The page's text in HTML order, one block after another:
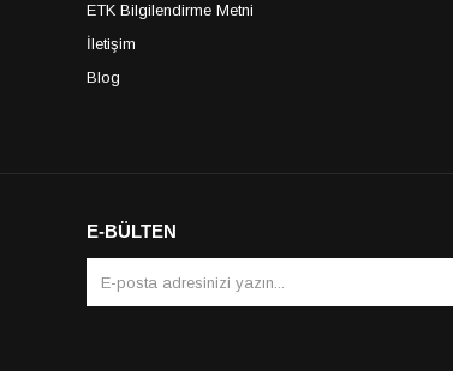
ETK Bilgilendirme Metni
İletişim
Blog
E-BÜLTEN